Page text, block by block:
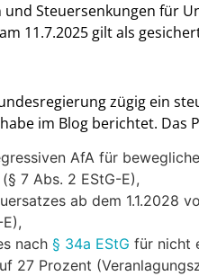
Steuersenkungen für
11.7.2025 gilt als
zügig ein
im Blog berichtet. Das
AfA für
7 Abs. 2 EStG-E),
ab dem 1.1.2028
nach § 34a EStG für nicht
27 Prozent